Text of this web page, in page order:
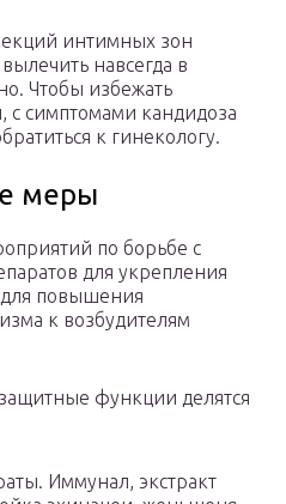
интимных зон
навсегда в
Чтобы избежать
симптомами кандидоза
к гинекологу.
меры
по борьбе с
для укрепления
повышения
к возбудителям
функции делятся
Иммунал, экстракт